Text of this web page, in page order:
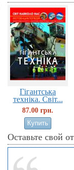
Гігантська
техніка. Світ...
87.00 грн.
Оставьте свой